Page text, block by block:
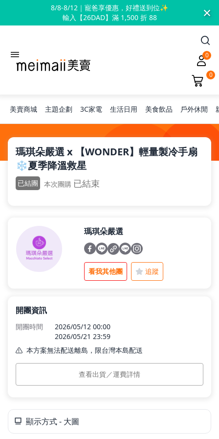
8/8-8/12｜寵爸享優惠，好禮送到位✨
輸入【26DAD】滿 1,500 折 88
×
0
0
美賣商城 主題企劃
旅行神隊友
露營凹豆咖
父親節好禮
新品快遞
免運專區
3C家電 生活日用 美食飲品 戶外休閒
瑪琪朵嚴選
看我其他團 追蹤
開團資訊
開團時間
2026/05/12 00:00
2026/05/21 23:59
本方案無法配送離島，限台灣本島配送
本島運費
$80(滿 $998 免運)
預購商品將依實際到貨狀況為主，預計
2026/04/10 後依訂單順序出貨，2026/04/17 前
查看出貨／運費詳情
瑪琪朵嚴選 x 【WONDER】輕量製冷手扇
❄️夏季降溫救星
已結團 本次團購 已結束
顯示方式 - 大圖